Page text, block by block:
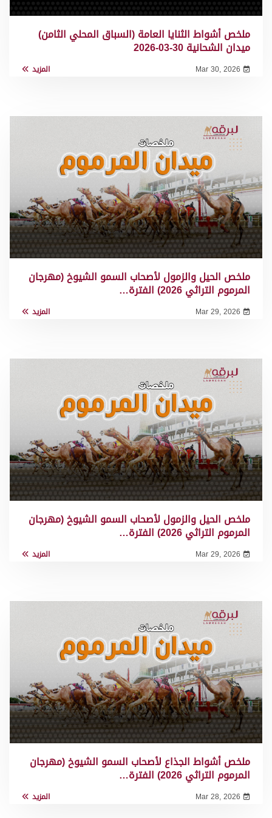
ملخص أشواط الثنايا العامة (السباق المحلي الثامن)
ميدان الشحانية 30-03-2026
Mar 30, 2026 المزيد
ملخص الحيل والزمول لأصحاب السمو الشيوخ (مهرجان
المرموم التراثي 2026) الفترة…
Mar 29, 2026 المزيد
ملخص الحيل والزمول لأصحاب السمو الشيوخ (مهرجان
المرموم التراثي 2026) الفترة…
Mar 29, 2026 المزيد
ملخص أشواط الجذاع لأصحاب السمو الشيوخ (مهرجان
المرموم التراثي 2026) الفترة…
Mar 28, 2026 المزيد